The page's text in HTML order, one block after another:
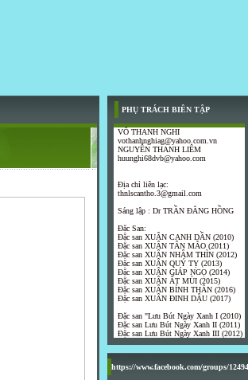
PHỤ TRÁCH BIÊN TẬP
VÕ THANH NGHI
vothanhnghiag@yahoo.com.vn
NGUYỄN THANH LIÊM
huunghi68dvb@yahoo.com
Địa chỉ liên lạc:
thnlscantho.3@gmail.com
Sáng lập : Dr TRẦN ĐĂNG HỒNG
Đặc San:
Đặc san XUÂN CANH DẦN (2010)
Đặc san XUÂN TÂN MÃO (2011)
Đặc san XUÂN NHÂM THÌN (2012)
Đặc san XUÂN QUÝ TỴ (2013)
Đặc san XUÂN GIÁP NGỌ (2014)
Đặc san XUÂN ẤT MÙI (2015)
Đặc san XUÂN BÍNH THÂN (2016)
Đặc san XUÂN ĐINH DẬU (2017)
Đặc san "Lưu Bút Ngày Xanh I (2010)
Đặc san Lưu Bút Ngày Xanh II (2011)
Đặc san Lưu Bút Ngày Xanh III (2012)
https://www.facebook.com/groups/